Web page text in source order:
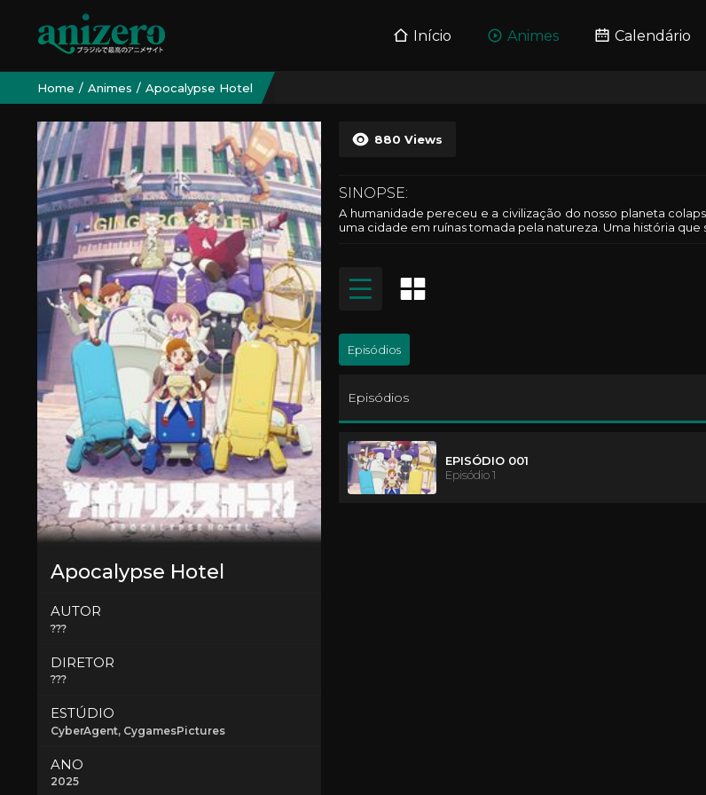
Início Animes Calendário
Home Animes Apocalypse Hotel
Apocalypse Hotel
AUTOR
???
DIRETOR
???
ESTÚDIO
CyberAgent, CygamesPictures
ANO
2025
880 Views
SINOPSE:
A humanidade pereceu e a civilização do nosso planeta
uma cidade em ruínas tomada pela natureza. Uma história
Episódios
Episódios
EPISÓDIO 001
Episódio 1